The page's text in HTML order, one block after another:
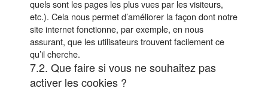
quels sont les pages les plus vues par les visiteurs,
etc.). Cela nous permet d’améliorer la façon dont notre
site internet fonctionne, par exemple, en nous
assurant, que les utilisateurs trouvent facilement ce
qu’il cherche.
7.2. Que faire si vous ne souhaitez pas
activer les cookies ?